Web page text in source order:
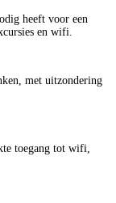
heeft voor een
en wifi.
met uitzondering
toegang tot wifi,